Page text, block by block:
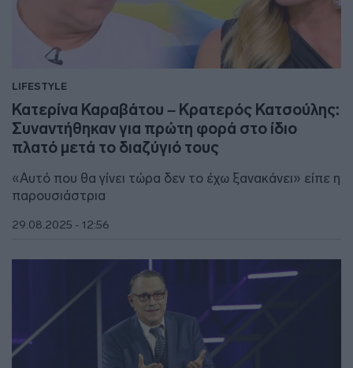
LIFESTYLE
Κατερίνα Καραβάτου – Κρατερός Κατσούλης:
Συναντήθηκαν για πρώτη φορά στο ίδιο
πλατό μετά το διαζύγιό τους
«Αυτό που θα γίνει τώρα δεν το έχω ξανακάνει» είπε η
παρουσιάστρια
29.08.2025 - 12:56